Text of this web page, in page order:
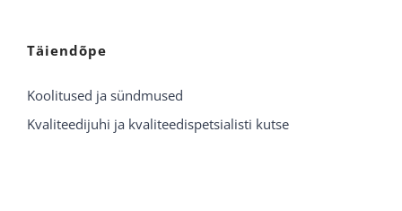
Täiendõpe
Koolitused ja sündmused
Kvaliteedijuhi ja kvaliteedispetsialisti kutse